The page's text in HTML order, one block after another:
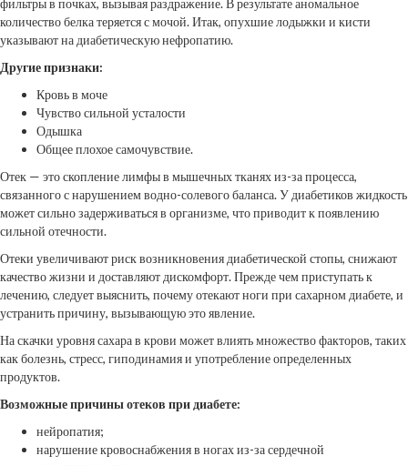
фильтры в почках, вызывая раздражение. В результате аномальное
количество белка теряется с мочой. Итак, опухшие лодыжки и кисти
указывают на диабетическую нефропатию.
Другие признаки:
Кровь в моче
Чувство сильной усталости
Одышка
Общее плохое самочувствие.
Отек — это скопление лимфы в мышечных тканях из-за процесса,
связанного с нарушением водно-солевого баланса. У диабетиков жидкость
может сильно задерживаться в организме, что приводит к появлению
сильной отечности.
Отеки увеличивают риск возникновения диабетической стопы, снижают
качество жизни и доставляют дискомфорт. Прежде чем приступать к
лечению, следует выяснить, почему отекают ноги при сахарном диабете, и
устранить причину, вызывающую это явление.
На скачки уровня сахара в крови может влиять множество факторов, таких
как болезнь, стресс, гиподинамия и употребление определенных
продуктов.
Возможные причины отеков при диабете:
нейропатия;
нарушение кровоснабжения в ногах из-за сердечной